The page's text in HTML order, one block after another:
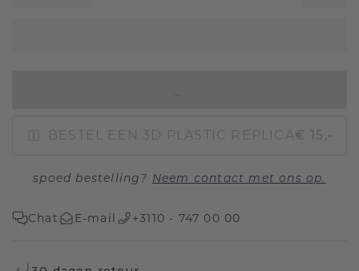
BESTEL EEN 3D PLASTIC REPLICA€ 15,-
spoed bestelling? Neem contact met ons op.
Chat E-mail +3110 - 747 00 00